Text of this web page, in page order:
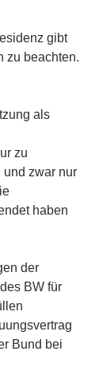
zu beachten.
und zwar nur
der
BW für
Bund bei